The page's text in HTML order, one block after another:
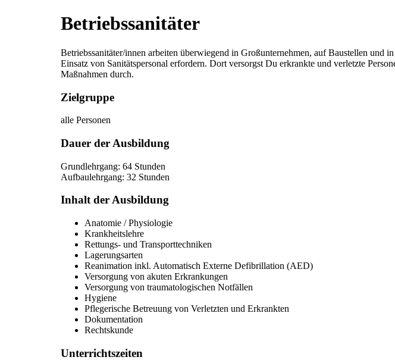
Betriebssanitäter
Betriebssanitäter/innen arbeiten überwiegend in Großunternehmen, auf Baustellen
Einsatz von Sanitätspersonal erfordern. Dort versorgst Du erkrankte und verletzte
Maßnahmen durch.
Zielgruppe
alle Personen
Dauer der Ausbildung
Grundlehrgang: 64 Stunden
Aufbaulehrgang: 32 Stunden
Inhalt der Ausbildung
Anatomie / Physiologie
Krankheitslehre
Rettungs- und Transporttechniken
Lagerungsarten
Reanimation inkl. Automatisch Externe Defibrillation (AED)
Versorgung von akuten Erkrankungen
Versorgung von traumatologischen Notfällen
Hygiene
Pflegerische Betreuung von Verletzten und Erkrankten
Dokumentation
Rechtskunde
Unterrichtszeiten